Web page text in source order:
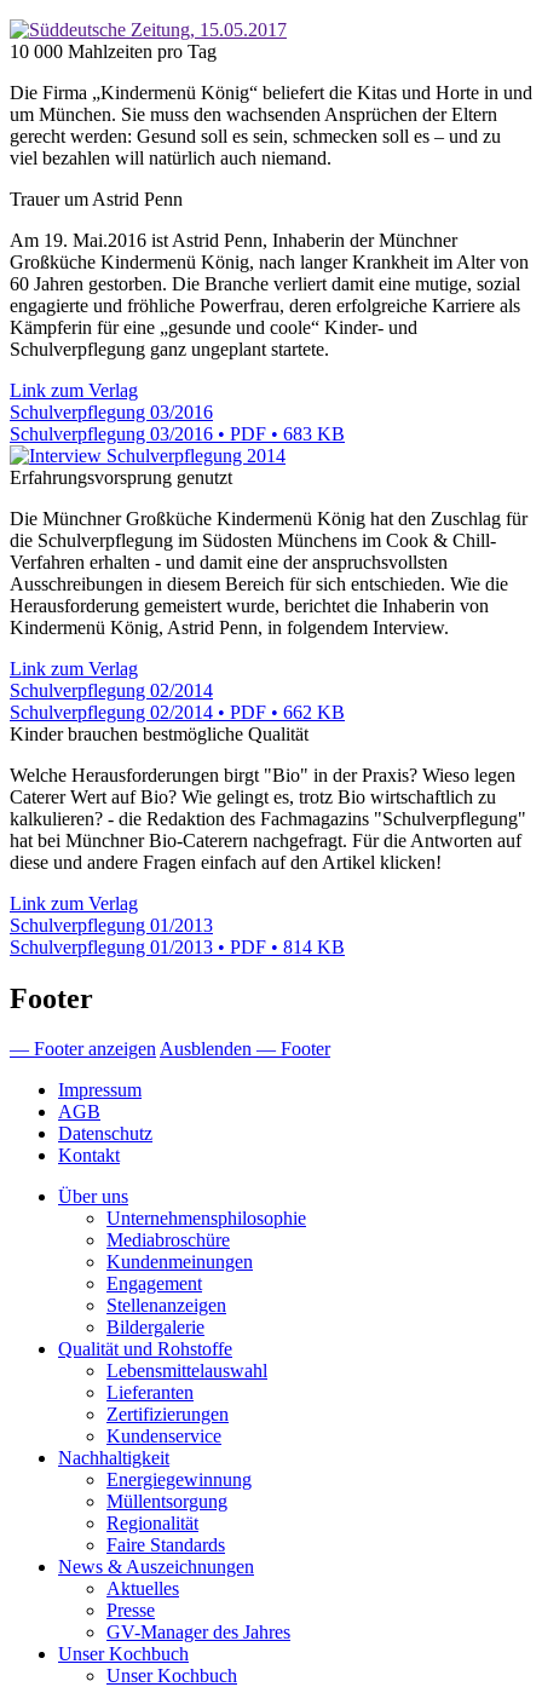
10 000 Mahlzeiten pro Tag
Die Firma „Kindermenü König“ beliefert die Kitas und Horte in und
um München. Sie muss den wachsenden Ansprüchen der Eltern
gerecht werden: Gesund soll es sein, schmecken soll es – und zu
viel bezahlen will natürlich auch niemand.
Trauer um Astrid Penn
Am 19. Mai.2016 ist Astrid Penn, Inhaberin der Münchner
Großküche Kindermenü König, nach langer Krankheit im Alter von
60 Jahren gestorben. Die Branche verliert damit eine mutige, sozial
engagierte und fröhliche Powerfrau, deren erfolgreiche Karriere als
Kämpferin für eine „gesunde und coole“ Kinder- und
Schulverpflegung ganz ungeplant startete.
Link zum Verlag
Schulverpflegung 03/2016
Schulverpflegung 03/2016 • PDF • 683 KB
Erfahrungsvorsprung genutzt
Die Münchner Großküche Kindermenü König hat den Zuschlag für
die Schulverpflegung im Südosten Münchens im Cook & Chill-
Verfahren erhalten - und damit eine der anspruchsvollsten
Ausschreibungen in diesem Bereich für sich entschieden. Wie die
Herausforderung gemeistert wurde, berichtet die Inhaberin von
Kindermenü König, Astrid Penn, in folgendem Interview.
Link zum Verlag
Schulverpflegung 02/2014
Schulverpflegung 02/2014 • PDF • 662 KB
Kinder brauchen bestmögliche Qualität
Welche Herausforderungen birgt "Bio" in der Praxis? Wieso legen
Caterer Wert auf Bio? Wie gelingt es, trotz Bio wirtschaftlich zu
kalkulieren? - die Redaktion des Fachmagazins "Schulverpflegung"
hat bei Münchner Bio-Caterern nachgefragt. Für die Antworten auf
diese und andere Fragen einfach auf den Artikel klicken!
Link zum Verlag
Schulverpflegung 01/2013
Schulverpflegung 01/2013 • PDF • 814 KB
Footer
— Footer anzeigenAusblenden — Footer
Impressum
AGB
Datenschutz
Kontakt
Über uns
Unternehmensphilosophie
Mediabroschüre
Kundenmeinungen
Engagement
Stellenanzeigen
Bildergalerie
Qualität und Rohstoffe
Lebensmittelauswahl
Lieferanten
Zertifizierungen
Kundenservice
Nachhaltigkeit
Energiegewinnung
Müllentsorgung
Regionalität
Faire Standards
News & Auszeichnungen
Aktuelles
Presse
GV-Manager des Jahres
Unser Kochbuch
Unser Kochbuch